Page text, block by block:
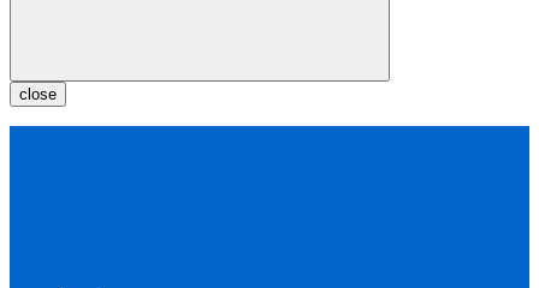
close